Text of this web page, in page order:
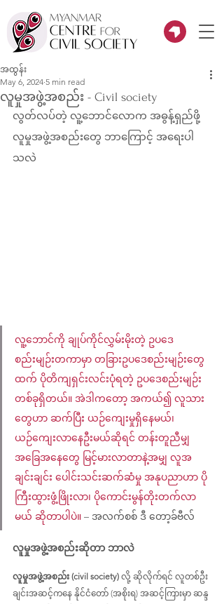
လူမှုအဖွဲ့အစည်း - Civil society
အထွန်း
May 6, 2024 5 min read
လွတ်လပ်တဲ့ လူ့ဘောင်လောက အဓွန့်ရှည်ဖို့
လူမှုအဖွဲ့အစည်းတွေ ဘာကြောင့် အရေးပါ
သလဲ
လူ့ဘောင်ကို ချုပ်ကိုင်လွှမ်းမိုးတဲ့ ဥပဒေ
စည်းမျဉ်းတကာမှာ တခြားဥပဒေစည်းမျဉ်းတွေ
ထက် ပိုတိကျရှင်းလင်းပုံရတဲ့ ဥပဒေစည်းမျဉ်း
တစ်ခုရှိတယ်။ အဲဒါကတော့ အကယ်၍ လူသား
တွေဟာ ဆက်ပြီး ယဉ်ကျေးမှုရှိနေမယ်၊
ယဉ်ကျေးလာနေဦးမယ်ဆိုရင် တန်းတူညီမျှ
အခြေအနေတွေ မြင့်မားလာတာနဲ့အမျှ လူအ
ချင်းချင်း ပေါင်းသင်းဆက်ဆံမှု အနုပညာဟာ ပို
ကြီးထွားဖွံ့ဖြိုးလာ၊ ပိုကောင်းမွန်တိုးတက်လာ
မယ် ဆိုတာပါပဲ။ – အလက်စစ် ဒီ တော့ခ်ဗီလ်
လူမှုအဖွဲ့အစည်းဆိုတာ ဘာလဲ
လူမှုအဖွဲ့အစည်း (civil society) လို့ ဆိုလိုက်ရင် လူတစ်ဦး
ချင်းအဆင့်ကနေ နိုင်ငံတော် (အစိုးရ) အဆင့်ကြားမှာ ဆန္ဒ